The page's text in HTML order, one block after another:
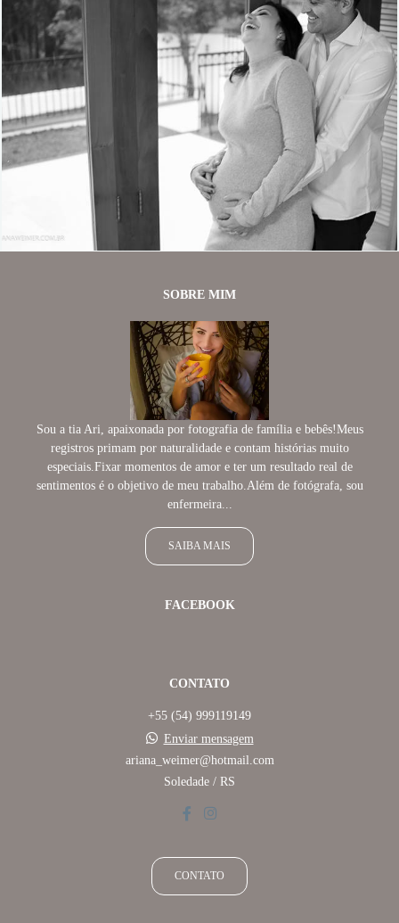
1757 31
SOBRE MIM
Sou a tia Ari, apaixonada por fotografia de família e bebês!Meus
registros primam por naturalidade e contam histórias muito
especiais.Fixar momentos de amor e ter um resultado real de
sentimentos é o objetivo de meu trabalho.Além de fotógrafa, sou
enfermeira...
SAIBA MAIS
FACEBOOK
CONTATO
+55 (54) 999119149
Enviar mensagem
ariana_weimer@hotmail.com
Soledade / RS
CONTATO